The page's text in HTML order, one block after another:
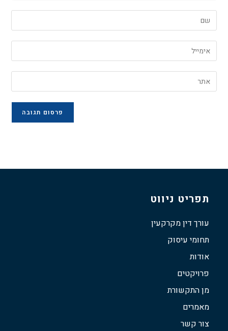
תפריט ניווט
עורך דין מקרקעין
תחומי עיסוק
אודות
פרויקטים
מן התקשורת
מאמרים
צור קשר